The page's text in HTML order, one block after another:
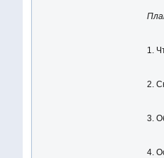
1.
2.
3.
4.